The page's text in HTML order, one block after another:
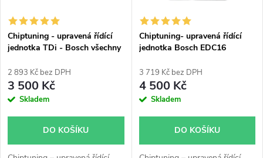
í
p
r
o
s
p
r
o
d
Chiptuning - upravená řídící
jednotka TDi - Bosch všechny
2 893 Kč bez DPH
3 500 Kč
Skladem
DO KOŠÍKU
Chiptuning- upravená řídící
jednotka Bosch EDC16
3 719 Kč bez DPH
4 500 Kč
Skladem
DO KOŠÍKU